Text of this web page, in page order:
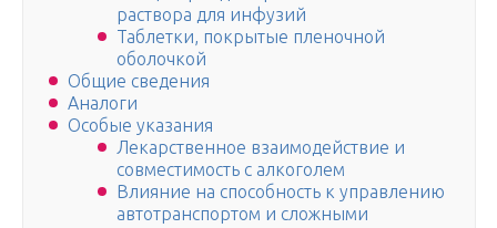
раствора для инфузий
Таблетки, покрытые пленочной
оболочкой
Общие сведения
Аналоги
Особые указания
Лекарственное взаимодействие и
совместимость с алкоголем
Влияние на способность к управлению
автотранспортом и сложными